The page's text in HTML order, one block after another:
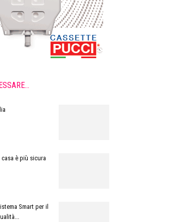
è più sicura
Smart per il